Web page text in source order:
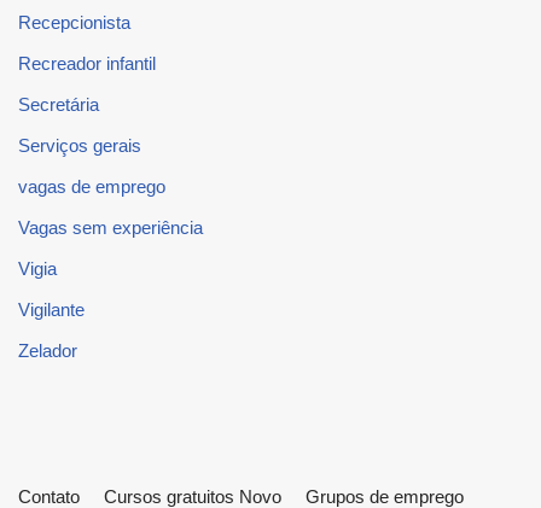
Recepcionista
Recreador infantil
Secretária
Serviços gerais
vagas de emprego
Vagas sem experiência
Vigia
Vigilante
Zelador
Contato Cursos gratuitos Novo Grupos de emprego